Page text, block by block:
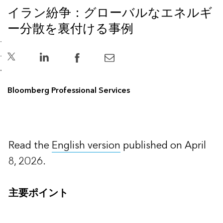
イラン紛争：グローバルなエネルギ
ー分散を裏付ける事例
Bloomberg Professional Services
Read the English version published on April
8, 2026.
主要ポイント